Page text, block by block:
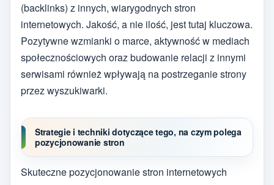
(backlinks) z innych, wiarygodnych stron
internetowych. Jakość, a nie ilość, jest tutaj kluczowa.
Pozytywne wzmianki o marce, aktywność w mediach
społecznościowych oraz budowanie relacji z innymi
serwisami również wpływają na postrzeganie strony
przez wyszukiwarki.
Strategie i techniki dotyczące tego, na czym polega
pozycjonowanie stron
Skuteczne pozycjonowanie stron internetowych